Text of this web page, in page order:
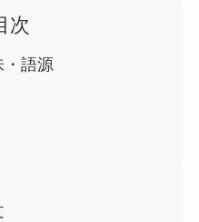
次
・語源